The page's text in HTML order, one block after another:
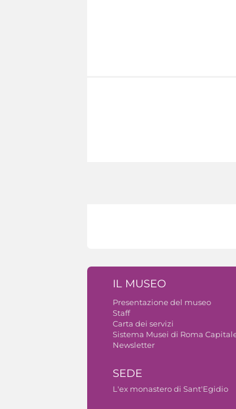
IL MUSEO
Presentazione del museo
Staff
Carta dei servizi
Sistema Musei di Roma
Newsletter
SEDE
L'ex monastero di Sant'Egidio